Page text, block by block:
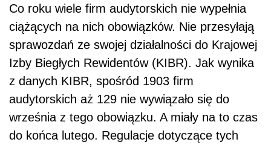
Co roku wiele firm audytorskich nie wypełnia
ciążących na nich obowiązków. Nie przesyłają
sprawozdań ze swojej działalności do Krajowej
Izby Biegłych Rewidentów (KIBR). Jak wynika
z danych KIBR, spośród 1903 firm
audytorskich aż 129 nie wywiązało się do
września z tego obowiązku. A miały na to czas
do końca lutego. Regulacje dotyczące tych